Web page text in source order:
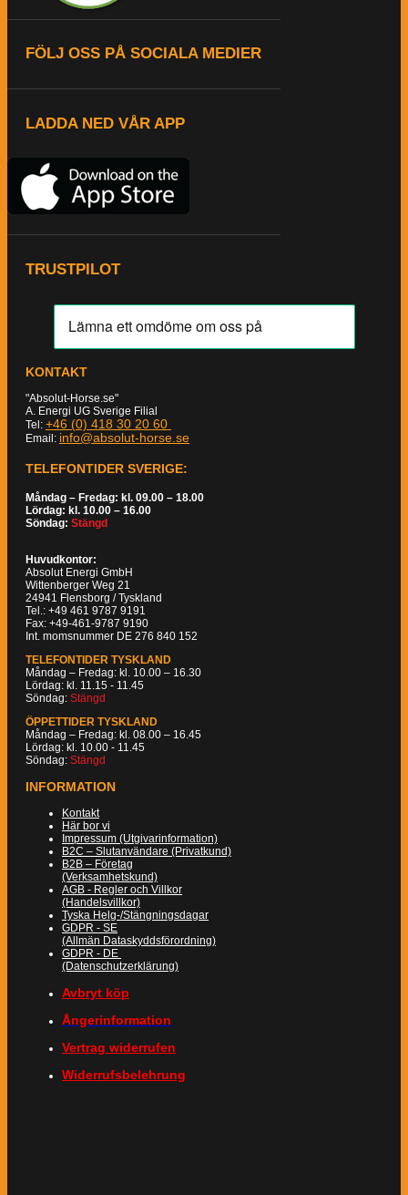
FÖLJ OSS PÅ SOCIALA MEDIER
LADDA NED VÅR APP
TRUSTPILOT
KONTAKT
"Absolut-Horse.se"
A. Energi UG Sverige Filial
Tel: +46 (0) 418 30 20 60
Email: info@absolut-horse.se
TELEFONTIDER SVERIGE:
Måndag – Fredag: kl. 09.00 – 18.00
Lördag: kl. 10.00 – 16.00
Söndag: Stängd
Huvudkontor:
Absolut Energi GmbH
Wittenberger Weg 21
24941 Flensborg / Tyskland
Tel.: +49 461 9787 9191
Fax: +49-461-9787 9190
Int. momsnummer DE 276 840 152
TELEFONTIDER TYSKLAND
Måndag – Fredag: kl. 10.00 – 16.30
Lördag: kl. 11.15 - 11.45
Söndag: Stängd
ÖPPETTIDER TYSKLAND
Måndag – Fredag: kl. 08.00 – 16.45
Lördag: kl. 10.00 - 11.45
Söndag: Stängd
INFORMATION
Kontakt
Här bor vi
Impressum (Utgivarinformation)
B2C – Slutanvändare (Privatkund)
B2B – Företag
(Verksamhetskund)
AGB - Regler och Villkor
(Handelsvillkor)
Tyska Helg-/Stängningsdagar
GDPR - SE
(Allmän Dataskyddsförordning)
GDPR - DE
(Datenschutzerklärung)
Avbryt köp
Ångerinformation
Vertrag widerrufen
Widerrufsbelehrung